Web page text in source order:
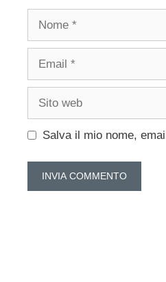
Nome
Email
Sito
Salva il mio nome,